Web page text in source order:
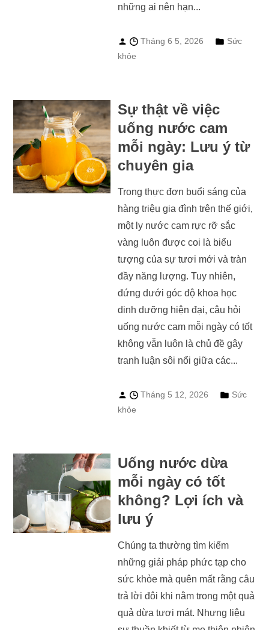
những ai nên hạn...
Tháng 6 5, 2026
Sức
khỏe
Sự thật về việc
uống nước cam
mỗi ngày: Lưu ý từ
chuyên gia
Trong thực đơn buổi sáng của
hàng triệu gia đình trên thế giới,
một ly nước cam rực rỡ sắc
vàng luôn được coi là biểu
tượng của sự tươi mới và tràn
đầy năng lượng. Tuy nhiên,
đứng dưới góc độ khoa học
dinh dưỡng hiện đại, câu hỏi
uống nước cam mỗi ngày có tốt
không vẫn luôn là chủ đề gây
tranh luận sôi nổi giữa các...
Tháng 5 12, 2026
Sức
khỏe
Uống nước dừa
mỗi ngày có tốt
không? Lợi ích và
lưu ý
Chúng ta thường tìm kiếm
những giải pháp phức tạp cho
sức khỏe mà quên mất rằng câu
trả lời đôi khi nằm trong một quả
quả dừa tươi mát. Nhưng liệu